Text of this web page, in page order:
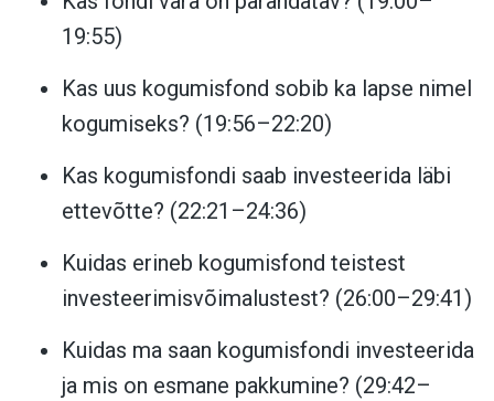
19:55)
Kas uus kogumisfond sobib ka lapse nimel
kogumiseks? (19:56–22:20)
Kas kogumisfondi saab investeerida läbi
ettevõtte? (22:21–24:36)
Kuidas erineb kogumisfond teistest
investeerimisvõimalustest? (26:00–29:41)
Kuidas ma saan kogumisfondi investeerida
ja mis on esmane pakkumine? (29:42–